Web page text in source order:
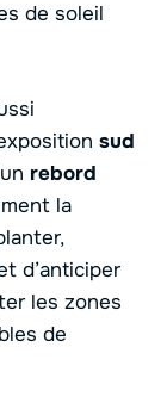
de soleil
sud
rebord
la
d’anticiper
les zones
de